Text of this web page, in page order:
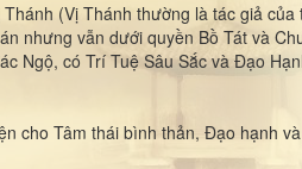
(Vị Thánh thường là tác giả của
nhưng vẫn dưới quyền Bồ Tát và
Ngộ, có Trí Tuệ Sâu Sắc và Đạo
cho Tâm thái bình thản, Đạo hạnh